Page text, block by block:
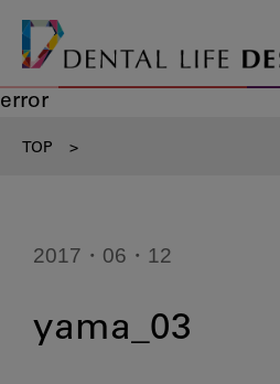
error
TOP >
2017・06・12
yama_03